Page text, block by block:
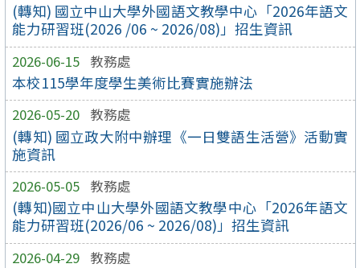
(轉知) 國立中山大學外國語文教學中心「2026年語文
能力研習班(2026 /06 ~ 2026/08)」招生資訊
2026-06-15 教務處
本校115學年度學生美術比賽實施辦法
2026-05-20 教務處
(轉知) 國立政大附中辦理《一日雙語生活營》活動實
施資訊
2026-05-05 教務處
(轉知)國立中山大學外國語文教學中心「2026年語文
能力研習班(2026/06 ~ 2026/08)」招生資訊
2026-04-29 教務處